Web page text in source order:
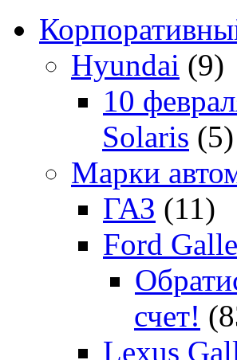
Hyundai (9)
10
Solaris (5)
Марки
ГАЗ (11)
Ford
счет!
Lexus